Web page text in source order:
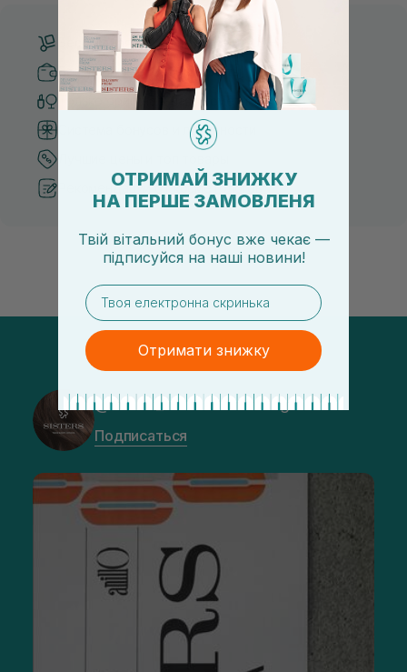
Бесплатная доставка от 3000 UAH
Безопасные способы оплаты
Только оригинальная косметика
Система бонусов и лояльности
Рекомендации от косметологов
@sisters_stelmakh в Instagram
Подписаться
ОТРИМАЙ ЗНИЖКУ
НА ПЕРШЕ ЗАМОВЛЕНЯ
Твій вітальний бонус вже чекає —
підписуйся на наші новини!
email
Отримати знижку